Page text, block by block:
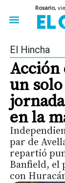
Rosario,
El Hincha
un
en la
par de
repartió
Banfield, el
con